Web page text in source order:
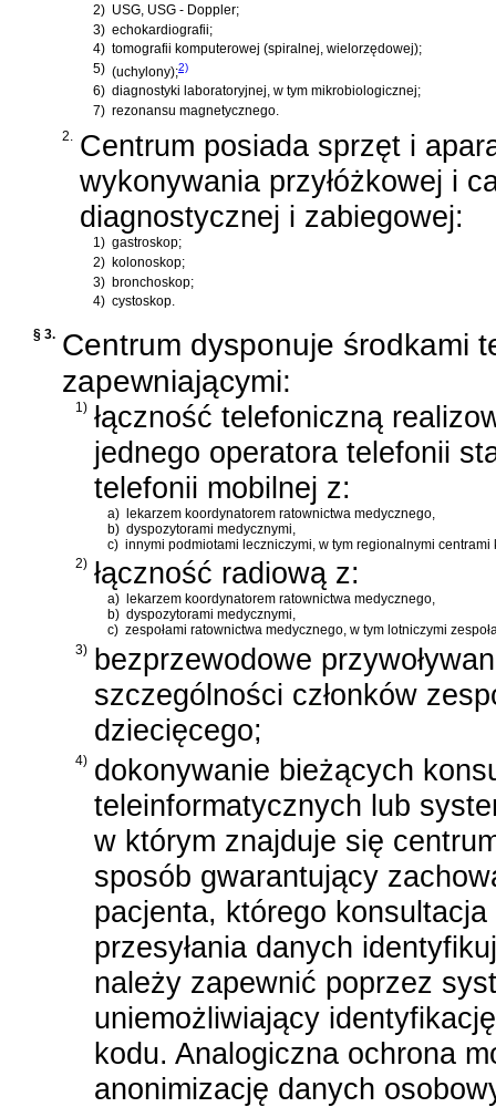
2) USG, USG - Doppler;
3) echokardiografii;
4) tomografii komputerowej (spiralnej, wielorzędowej);
5) (uchylony);2)
6) diagnostyki laboratoryjnej, w tym mikrobiologicznej;
7) rezonansu magnetycznego.
2. Centrum posiada sprzęt i
wykonywania przyłóżkowej i
diagnostycznej i zabiegowej:
1) gastroskop;
2) kolonoskop;
3) bronchoskop;
4) cystoskop.
§ 3. Centrum dysponuje środkami
zapewniającymi:
1) łączność telefoniczną
jednego operatora telefonii
telefonii mobilnej z:
a) lekarzem koordynatorem ratownictwa medycznego,
b) dyspozytorami medycznymi,
c) innymi podmiotami leczniczymi, w tym regionalnymi
2) łączność radiową z:
a)
lekarzem koordynatorem ratownictwa medycznego,
b) dyspozytorami medycznymi,
c) zespołami ratownictwa medycznego, w tym lotniczymi
3) bezprzewodowe
szczególności członków
dziecięcego;
4) dokonywanie bieżących
teleinformatycznych lub
w którym znajduje się
sposób gwarantujący
pacjenta, którego
przesyłania danych
należy zapewnić poprzez
uniemożliwiający
kodu. Analogiczna ochrona
anonimizację danych